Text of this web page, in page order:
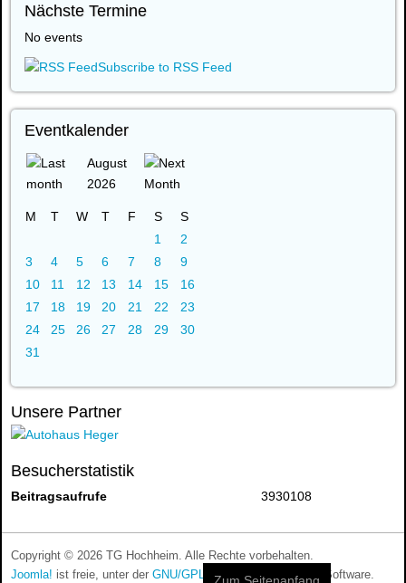
Nächste Termine
No events
Subscribe to RSS Feed
Eventkalender
August
2026
M T W T F S
S
1
2
3
4 5 6 7 8
9
10
11 12 13 14 15
16
17
18 19 20 21 22
23
24
25 26 27 28 29
30
31
Unsere Partner
Besucherstatistik
Beitragsaufrufe 3930108
Copyright © 2026 TG Hochheim. Alle Rechte vorbehalten.
Joomla! ist freie, unter der GNU/GPL-Lizenz veröffentlichte Software.